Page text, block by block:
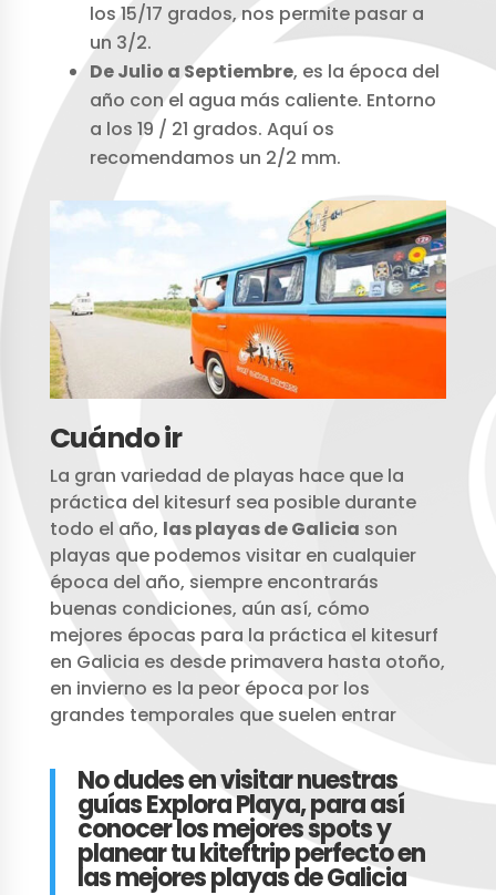
los 15/17 grados, nos permite pasar a
un 3/2.
De Julio a Septiembre, es la época del
año con el agua más caliente. Entorno
a los 19 / 21 grados. Aquí os
recomendamos un 2/2 mm.
Cuándo ir
La gran variedad de playas hace que la
práctica del kitesurf sea posible durante
todo el año, las playas de Galicia son
playas que podemos visitar en cualquier
época del año, siempre encontrarás
buenas condiciones, aún así, cómo
mejores épocas para la práctica el kitesurf
en Galicia es desde primavera hasta otoño,
en invierno es la peor época por los
grandes temporales que suelen entrar
No dudes en visitar nuestras
guías Explora Playa, para así
conocer los mejores spots y
planear tu kiteftrip perfecto en
las mejores playas de Galicia